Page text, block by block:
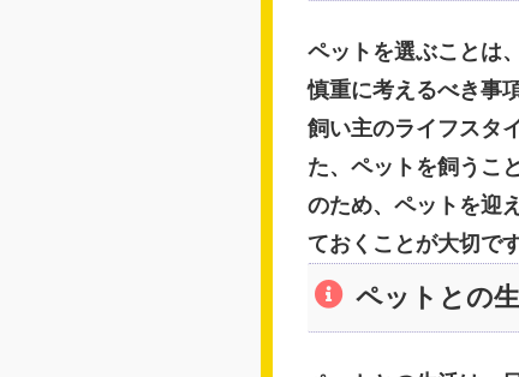
ペットを選ぶことは
慎重に考えるべき事
飼い主のライフスタ
た、ペットを飼うこ
のため、ペットを迎
ておくことが大切です
ペットとの